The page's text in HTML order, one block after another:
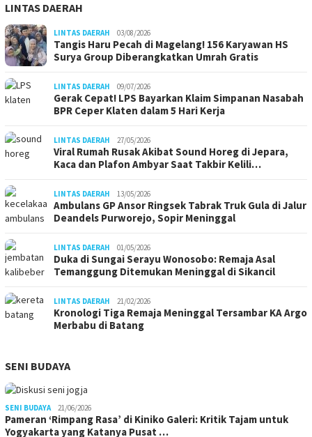
LINTAS DAERAH
LINTAS DAERAH 03/08/2026
Tangis Haru Pecah di Magelang! 156 Karyawan HS
Surya Group Diberangkatkan Umrah Gratis
LINTAS DAERAH 09/07/2026
Gerak Cepat! LPS Bayarkan Klaim Simpanan Nasabah
BPR Ceper Klaten dalam 5 Hari Kerja
LINTAS DAERAH 27/05/2026
Viral Rumah Rusak Akibat Sound Horeg di Jepara,
Kaca dan Plafon Ambyar Saat Takbir Kelili…
LINTAS DAERAH 13/05/2026
Ambulans GP Ansor Ringsek Tabrak Truk Gula di Jalur
Deandels Purworejo, Sopir Meninggal
LINTAS DAERAH 01/05/2026
Duka di Sungai Serayu Wonosobo: Remaja Asal
Temanggung Ditemukan Meninggal di Sikancil
LINTAS DAERAH 21/02/2026
Kronologi Tiga Remaja Meninggal Tersambar KA Argo
Merbabu di Batang
SENI BUDAYA
SENI BUDAYA 21/06/2026
Pameran ‘Rimpang Rasa’ di Kiniko Galeri: Kritik Tajam untuk
Yogyakarta yang Katanya Pusat …